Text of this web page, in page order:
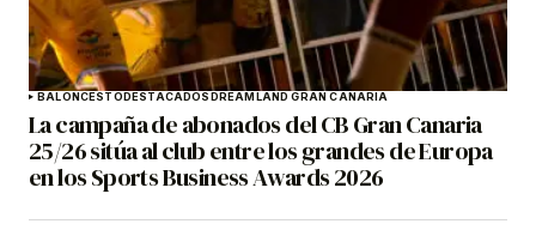
BALONCESTODESTACADOSDREAMLAND GRAN CANARIA
La campaña de abonados del CB Gran Canaria
25/26 sitúa al club entre los grandes de Europa
en los Sports Business Awards 2026